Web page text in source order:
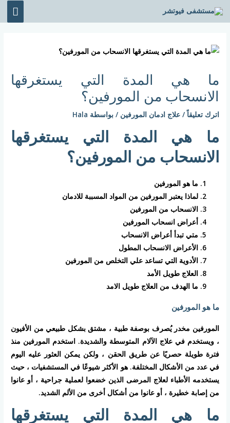
تخطي
إلى
ما هي المدة التي يستغرقها
الانسحاب من المورفين؟
اترك تعليقاً /علاج ادمان المورفين / بواسطة Hala
ما هي المدة التي يستغرقها
الانسحاب من المورفين؟
ما هو المورفين
لماذا يعتبر المورفين من المواد المسببة للادمان
الانسحاب من المورفين
أعراض انسحاب المورفين
متي تبدأ أعراض الانسحاب
الأعراض الانسحاب المطول
الأدوية التي تساعد علي التخلص من المورفين
العلاج طويل الأمد
ما الهدف من العلاج طويل الامد
ما هو المورفين
المورفين مخدر يُصرف بوصفة طبية ، مشتق بشكل طبيعي من الأفيون
، ويستخدم في علاج الآلام المتوسطة والشديدة. استخدم المورفين منذ
فترة طويلة حصريًا عن طريق الحقن ، ولكن يمكن العثور عليه اليوم
في عدد من الأشكال المختلفة. هو الأكثر شيوعًا في المستشفيات ، حيث
يستخدمه الأطباء لعلاج المرضى الذين خضعوا لعملية جراحية ، أو عانوا
من إصابة خطيرة ، أو عانوا من أشكال أخرى من الألم الشديد.
ما هي المدة التي يستغرقها
navigation